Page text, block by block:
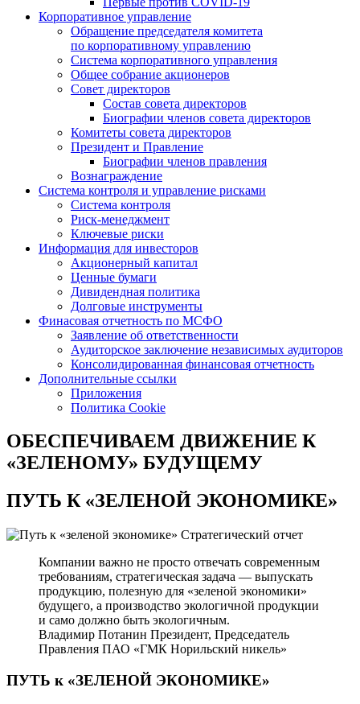
Корпоративное управление
Обращение председателя комитета
по корпоративному управлению
Система корпоративного управления
Общее собрание акционеров
Совет директоров
Состав совета директоров
Биографии членов совета директоров
Комитеты совета директоров
Президент и Правление
Биографии членов правления
Вознаграждение
Система контроля и управление рисками
Система контроля
Риск-менеджмент
Ключевые риски
Информация для инвесторов
Акционерный капитал
Ценные бумаги
Дивидендная политика
Долговые инструменты
Финасовая отчетность по МСФО
Заявление об ответственности
Аудиторское заключение независимых аудиторов
Консолидированная финансовая отчетность
Дополнительные ссылки
Приложения
Политика Cookie
ОБЕСПЕЧИВАЕМ ДВИЖЕНИЕ К
«ЗЕЛЕНОМУ» БУДУЩЕМУ
ПУТЬ К«ЗЕЛЕНОЙ ЭКОНОМИКЕ»
Стратегический отчет
Компании важно не просто отвечать современным
требованиям, стратегическая задача — выпускать
продукцию, полезную для «зеленой экономики»
будущего, а производство экологичной продукции
и само должно быть экологичным.
Владимир Потанин Президент, Председатель
Правления ПАО «ГМК Норильский никель»
ПУТЬ к «ЗЕЛЕНОЙ ЭКОНОМИКЕ»